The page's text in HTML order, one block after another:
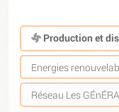
Production et
Energies
Réseau Les